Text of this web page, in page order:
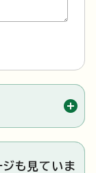
も見ていま